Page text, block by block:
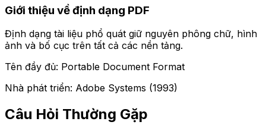
Giới thiệu về định dạng PDF
Định dạng tài liệu phổ quát giữ nguyên phông chữ, hình
ảnh và bố cục trên tất cả các nền tảng.
Tên đầy đủ: Portable Document Format
Nhà phát triển: Adobe Systems (1993)
Câu Hỏi Thường Gặp